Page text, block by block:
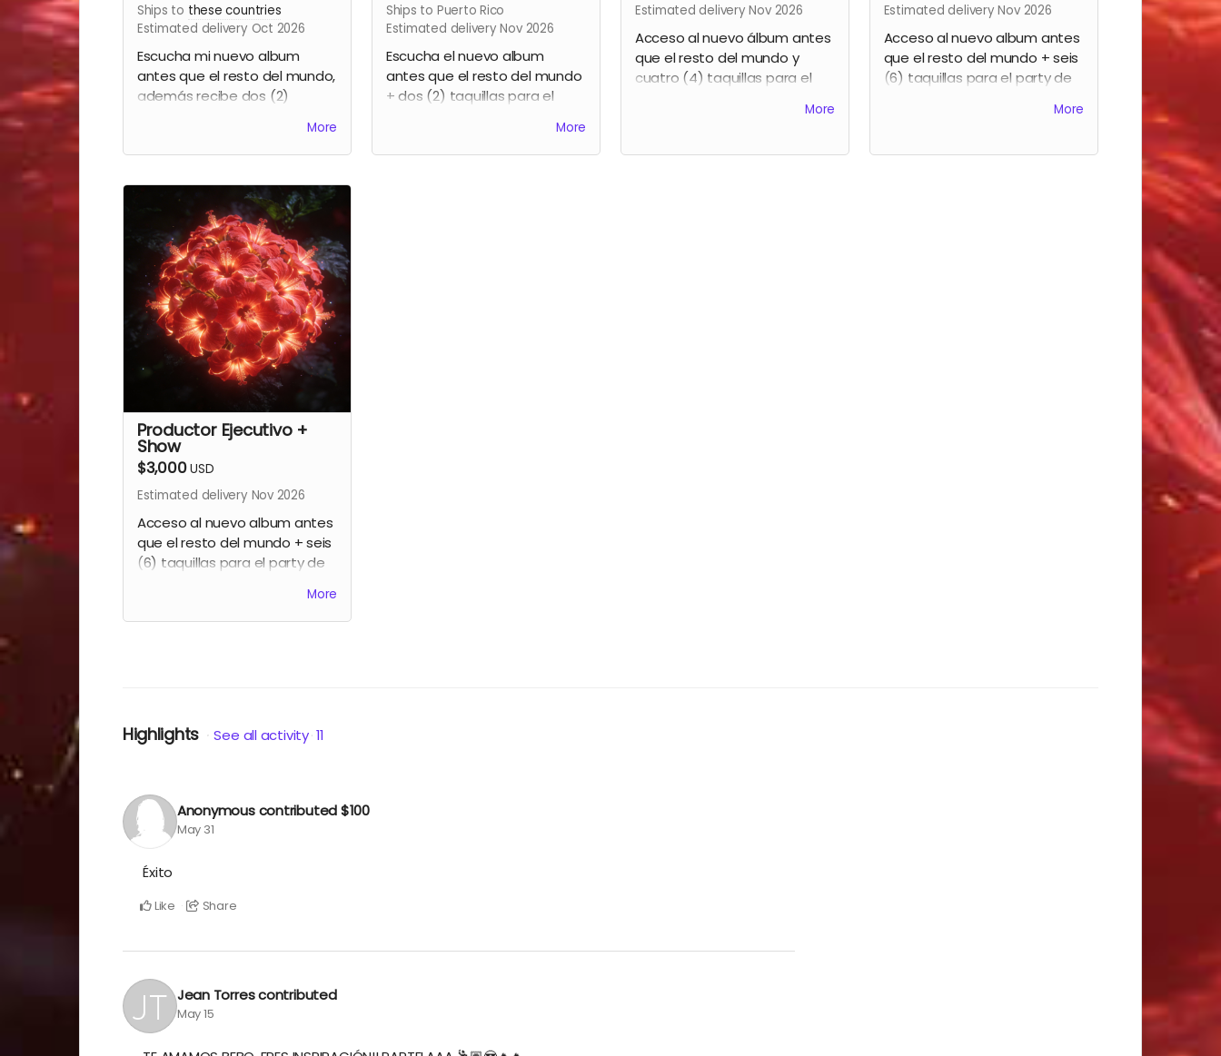
Ships to these countries
Estimated delivery Oct 2026
Escucha mi nuevo album
antes que el resto del mundo,
además recibe dos (2)
lanzamiento y una bolsa de
café Gavo Netti
More
Ships to Puerto Rico
Estimated delivery Nov 2026
Escucha el nuevo album
antes que el resto del mundo
+ dos (2) taquillas para el
bolsa de café Gavo Netti +
Una (1) pintura 5"x7" en
More
Estimated delivery Nov 2026
Acceso al nuevo álbum antes
que el resto del mundo y
cuatro (4) taquillas para el
pintura tropical 30"x30" en
Gavo Netti. (Sólo residentes
More
Estimated delivery Nov 2026
Acceso al nuevo album antes
que el resto del mundo + seis
(6) taquillas para el party de
More
Productor Ejecutivo +
Show
$3,000USD
Estimated delivery Nov 2026
Acceso al nuevo album antes
que el resto del mundo + seis
(6) taquillas para el party de
segundo album de Gavo Netti
More
Highlights See all activity 11
Anonymous contributed$100
May 31
Éxito
Like Share
Jean Torrescontributed
May 15